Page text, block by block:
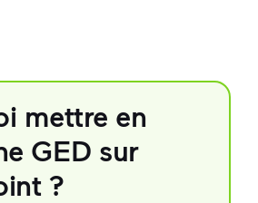
mettre en
GED sur
?